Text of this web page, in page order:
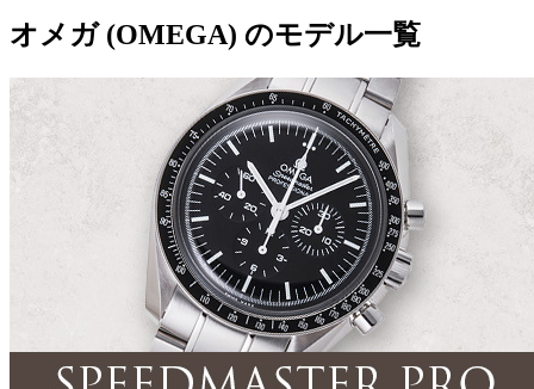
オメガ (OMEGA) のモデル一覧